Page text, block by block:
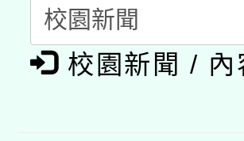
pilot」
有關大陸委員
薪期間赴陸應
轉知經濟部水
校園新聞 / 內